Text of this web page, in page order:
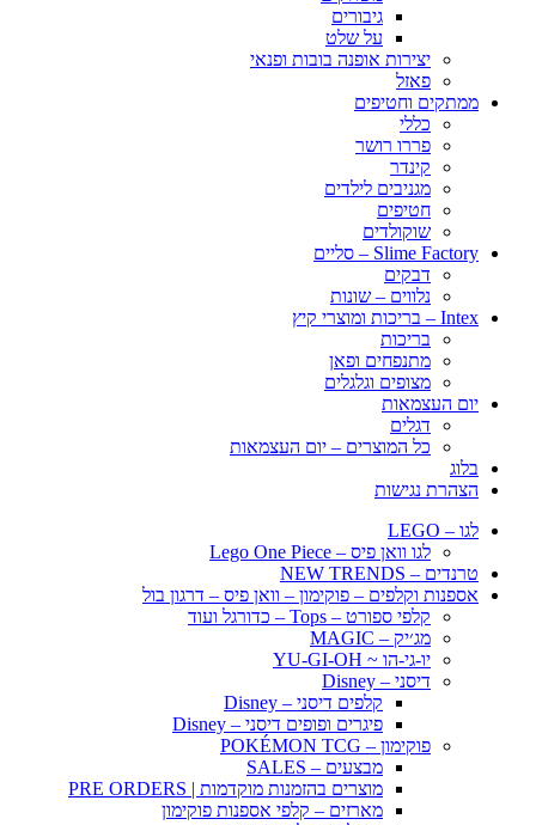
גיבורים
על שלט
יצירות אופנה בובות ופנאי
פאזל
ממתקים וחטיפים
כללי
פררו רושר
קינדר
מגניבים לילדים
חטיפים
שוקולדים
Slime Factory – סליים
דבקים
נלווים – שונות
Intex – בריכות ומוצרי קיץ
בריכות
מתנפחים ופאן
מצופים וגלגלים
יום העצמאות
דגלים
כל המוצרים – יום העצמאות
בלוג
הצהרת נגישות
לגו – LEGO
לגו וואן פיס – Lego One Piece
טרנדים – NEW TRENDS
אספנות וקלפים – פוקימון – וואן פיס – דרגון בול
קלפי ספורט – Tops – כדורגל ועוד
מג׳יק – MAGIC
יו-גי-הו ~ YU-GI-OH
דיסני – Disney
קלפים דיסני – Disney
פיגרים ופופים דיסני – Disney
פוקימון – POKÉMON TCG
מבצעים – SALES
מוצרים בהזמנות מוקדמות | PRE ORDERS
מארזים – קלפי אספנות פוקימון